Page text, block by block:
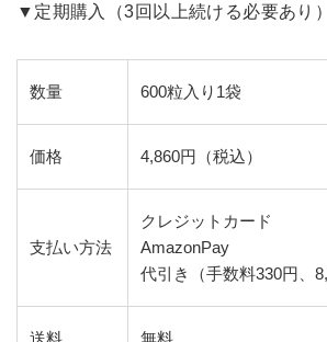
▼定期購入（3回以上続ける必要あり）
数量 600粒入り1袋
価格 4,860円（税込）
支払い方法
クレジットカード
AmazonPay
代引き（手数料330円、